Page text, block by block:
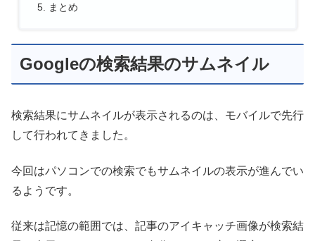
まとめ
Googleの検索結果のサムネイル
検索結果にサムネイルが表示されるのは、モバイルで先行
して行われてきました。
今回はパソコンでの検索でもサムネイルの表示が進んでい
るようです。
従来は記憶の範囲では、記事のアイキャッチ画像が検索結